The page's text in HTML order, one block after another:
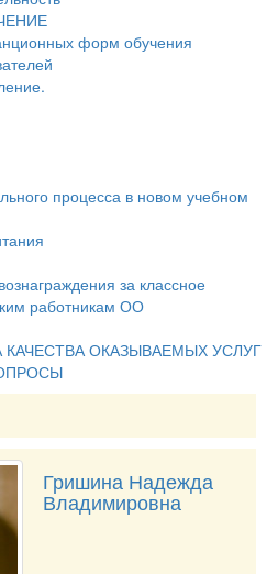
форм обучения
процесса в новом учебном
за классное
работникам ОО
ОКАЗЫВАЕМЫХ УСЛУГ
Гришина Надежда
Владимировна